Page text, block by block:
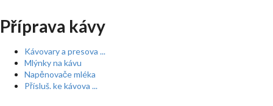
Příprava kávy
Kávovary a presova ...
Mlýnky na kávu
Napěnovače mléka
Přísluš. ke kávova ...